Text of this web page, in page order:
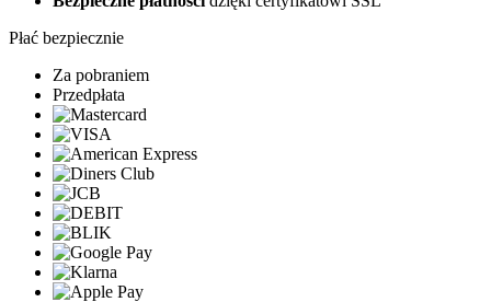
Płać bezpiecznie
Za pobraniem
Przedpłata